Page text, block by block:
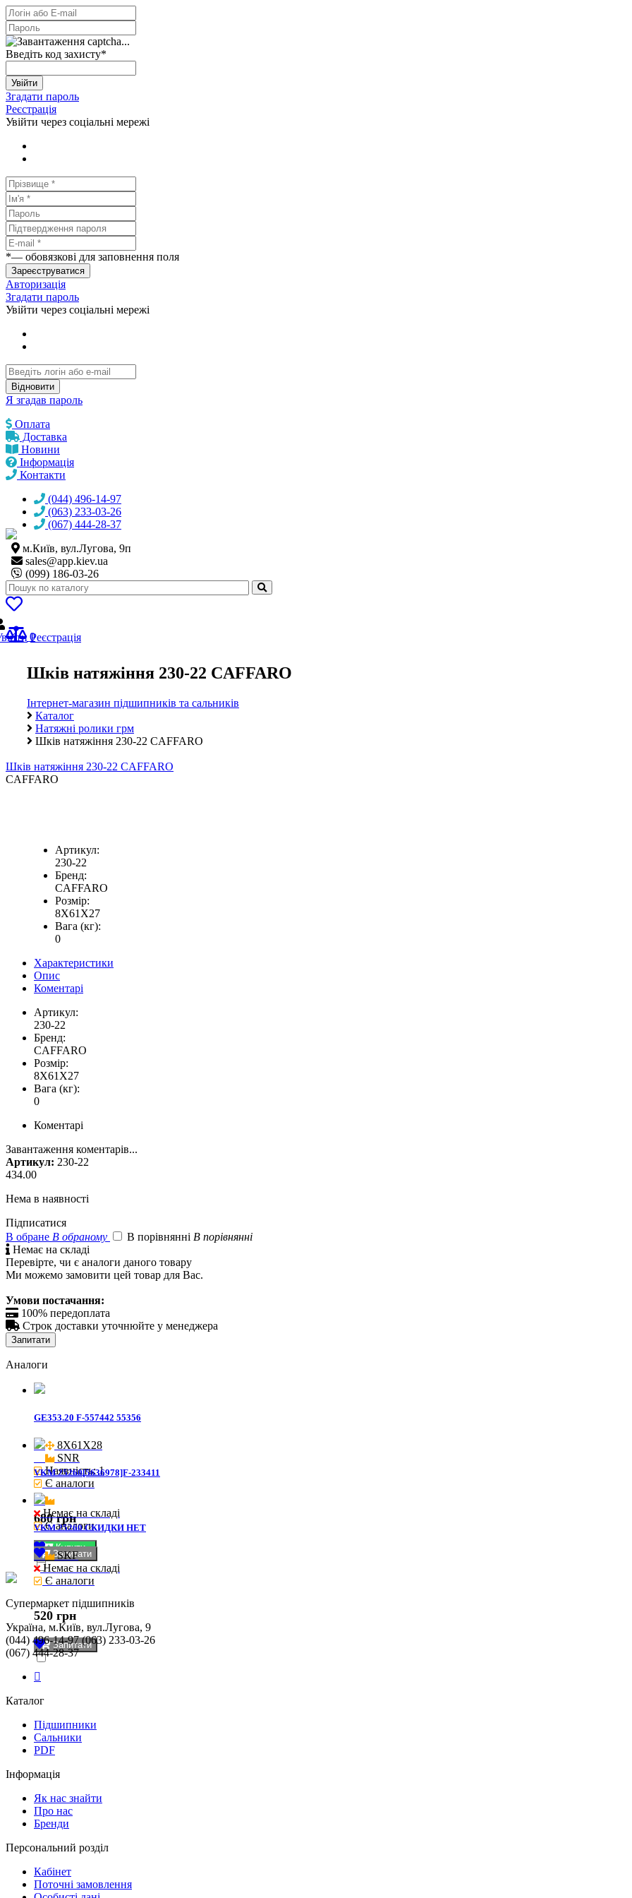
Введіть код захисту*
Увійти
Згадати пароль
Реєстрація
Увійти через соціальні мережі
*— обовязкові для заповнення поля
Зареєструватися
Авторизація
Згадати пароль
Увійти через соціальні мережі
Відновити
Я згадав пароль
Оплата
Доставка
Новини
Інформація
Контакти
(044) 496-14-97
(063) 233-03-26
(067) 444-28-37
м.Київ, вул.Лугова, 9п
sales@app.kiev.ua
(099) 186-03-26
0
Реєстрація
Шків натяжіння 230-22 CAFFARO
Інтернет-магазин підшипників та сальників
Каталог
Натяжні ролики грм
Шків натяжіння 230-22 CAFFARO
Шків натяжіння 230-22 CAFFARO
CAFFARO
Артикул:
230-22
Бренд:
CAFFARO
Розмір:
8X61X27
Вага (кг):
0
Характеристики
Опис
Коментарі
Артикул:
230-22
Бренд:
CAFFARO
Розмір:
8X61X27
Вага (кг):
0
Коментарі
Завантаження коментарів...
Артикул: 230-22
434.00
Нема в наявності
Підписатися
В обране В обраному В порівнянні В порівнянні
 Немає на складі
Перевірте, чи є аналоги даного товару
Ми можемо замовити цей товар для Вас.
Умови постачання:
 100% передоплата
 Строк доставки уточнюйте у менеджера
Запитати
Аналоги
GE353.20 F-557442 55356
8X61X28
SNR
Наявність: 1
Є аналоги
680 грн
Купити
VKM 25260[5636978]F-233411
Немає на складі
Є аналоги
Запитати
VKM 25260 СКИДКИ НЕТ
SKF
Немає на складі
Є аналоги
520 грн
Запитати
Cупермаркет підшипників
Україна, м.Київ, вул.Лугова, 9
(044) 496-14-97 (063) 233-03-26
(067) 444-28-37
Каталог
Підшипники
Сальники
PDF
Інформація
Як нас знайти
Про нас
Бренди
Персональний розділ
Кабінет
Поточні замовлення